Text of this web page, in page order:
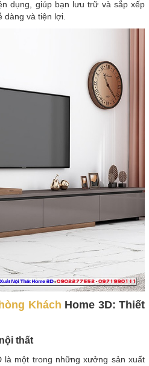
dụng, giúp bạn lưu trữ và sắp xếp
dàng và tiện lợi.
Khách Home 3D: Thiết
thất
là một trong những xưởng sản xuất